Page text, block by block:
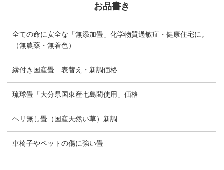
お品書き
全ての命に安全な「無添加畳」化学物質過敏症・健康住宅に。
（無農薬・無着色）
縁付き国産畳 表替え・新調価格
琉球畳「大分県国東産七島藺使用」価格
ヘリ無し畳（国産天然い草）新調
車椅子やペットの傷に強い畳